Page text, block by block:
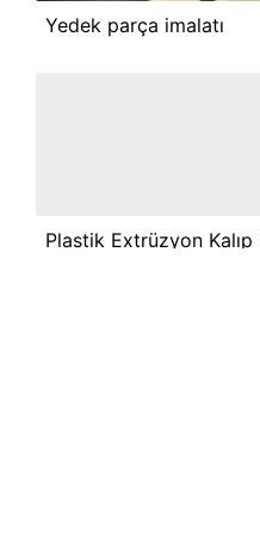
Yedek parça imalatı
Plastik Extrüzyon Kalıp